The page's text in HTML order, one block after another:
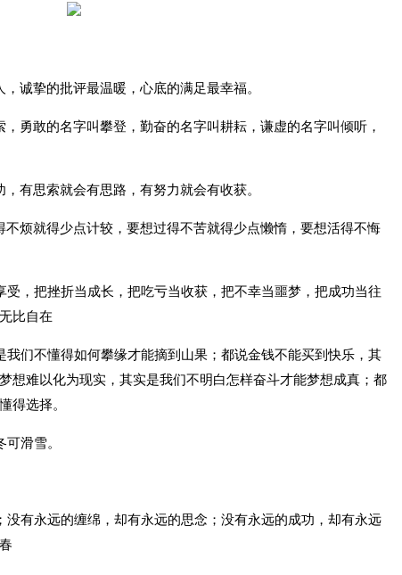
诚挚的批评最温暖，心底的满足最幸福。
勇敢的名字叫攀登，勤奋的名字叫耕耘，谦虚的名字叫倾听，
有思索就会有思路，有努力就会有收获。
烦就得少点计较，要想过得不苦就得少点懒惰，要想活得不悔
，把挫折当成长，把吃亏当收获，把不幸当噩梦，把成功当往
比自在
我们不懂得如何攀缘才能摘到山果；都说金钱不能买到快乐，其
想难以化为现实，其实是我们不明白怎样奋斗才能梦想成真；都
得选择。
滑雪。
没有永远的缠绵，却有永远的思念；没有永远的成功，却有永远